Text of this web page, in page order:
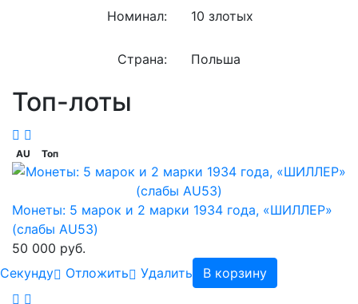
Номинал: 10 злотых
Страна: Польша
Топ-лоты
AU Топ
Монеты: 5 марок и 2 марки 1934 года, «ШИЛЛЕР»
(слабы AU53)
50 000 руб.
Cекунду
Отложить Удалить В корзину